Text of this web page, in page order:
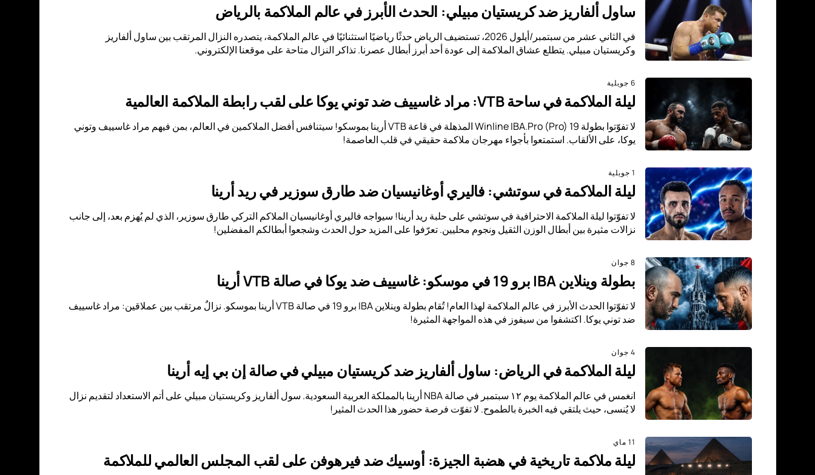
ساول ألفاريز ضد كريستيان مبيلي: الحدث الأبرز في عالم الملاكمة بالرياض
في الثاني عشر من سبتمبر/أيلول 2026، تستضيف الرياض حدثًا رياضيًا استثنائيًا في عالم الملاكمة، يتصدره النزال المرتقب بين ساول ألفاريز
وكريستيان مبيلي. يتطلع عشاق الملاكمة إلى عودة أحد أبرز أبطال عصرنا. تذاكر النزال متاحة على موقعنا الإلكتروني.
6 جويلية
ليلة الملاكمة في ساحة VTB: مراد غاسييف ضد توني يوكا على لقب رابطة الملاكمة العالمية
لا تفوّتوا بطولة Winline IBA.Pro (Pro) 19 المذهلة في قاعة VTB أرينا بموسكو! سيتنافس أفضل الملاكمين في العالم، بمن فيهم مراد غاسييف وتوني
يوكا، على الألقاب. استمتعوا بأجواء مهرجان ملاكمة حقيقي في قلب العاصمة!
1 جويلية
ليلة الملاكمة في سوتشي: فاليري أوغانيسيان ضد طارق سوزير في ريد أرينا
لا تفوّتوا ليلة الملاكمة الاحترافية في سوتشي على حلبة ريد أرينا! سيواجه فاليري أوغانيسيان الملاكم التركي طارق سوزير، الذي لم يُهزم بعد، إلى جانب
نزالات مثيرة بين أبطال الوزن الثقيل ونجوم محليين. تعرّفوا على المزيد حول الحدث وشجعوا أبطالكم المفضلين!
8 جوان
بطولة وينلاين IBA برو 19 في موسكو: غاسييف ضد يوكا في صالة VTB أرينا
لا تفوّتوا الحدث الأبرز في عالم الملاكمة لهذا العام! تُقام بطولة وينلاين IBA برو 19 في صالة VTB أرينا بموسكو. نزالٌ مرتقب بين عملاقين: مراد غاسييف
ضد توني يوكا. اكتشفوا من سيفوز في هذه المواجهة المثيرة!
4 جوان
ليلة الملاكمة في الرياض: ساول ألفاريز ضد كريستيان مبيلي في صالة إن بي إيه أرينا
انغمس في عالم الملاكمة يوم ١٢ سبتمبر في صالة NBA أرينا بالمملكة العربية السعودية. سول ألفاريز وكريستيان مبيلي على أتم الاستعداد لتقديم نزال
لا يُنسى، حيث يلتقي فيه الخبرة بالطموح. لا تفوّت فرصة حضور هذا الحدث المثير!
11 ماي
ليلة ملاكمة تاريخية في هضبة الجيزة: أوسيك ضد فيرهوفن على لقب المجلس العالمي للملاكمة